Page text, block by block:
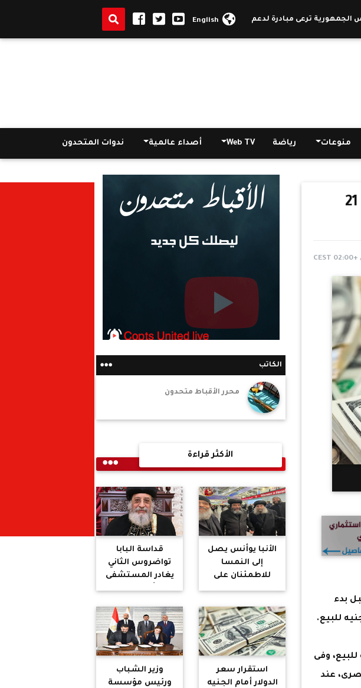
ترعى مبادرة لدعم الطلاب المتفوقين في مصر الأنبا مقار يترأس اجتماع كهنة English
منوعات رياضة Web TV أصداء عالمية ندوات المتحدون
استقرار سعر الدولار أمام الجنيه اليوم الأربعاء 21
بدء
الدولى، عند 47.44 جنيه للشراء و47.54 جنيه للبيع، وفى
المصرى، عند
الكاتب
محرر الأقباط متحدون
الأكثر قراءة
الأنبا يوأنس يصل
إلى النمسا
للاطمئنان على
صحة البابا
قداسة البابا
تواضروس الثاني
يغادر المستشفى
ويبدأ فترة نقاهة
أنطونيوس
بالنمسا
استقرار سعر
الدولار أمام الجنيه
وزير الشباب
ورئيس مؤسسة